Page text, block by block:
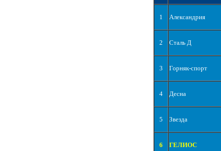
1 Александрия
2 Сталь Д
3 Горняк-спорт
4 Десна
5 Звезда
6 ГЕЛИОС